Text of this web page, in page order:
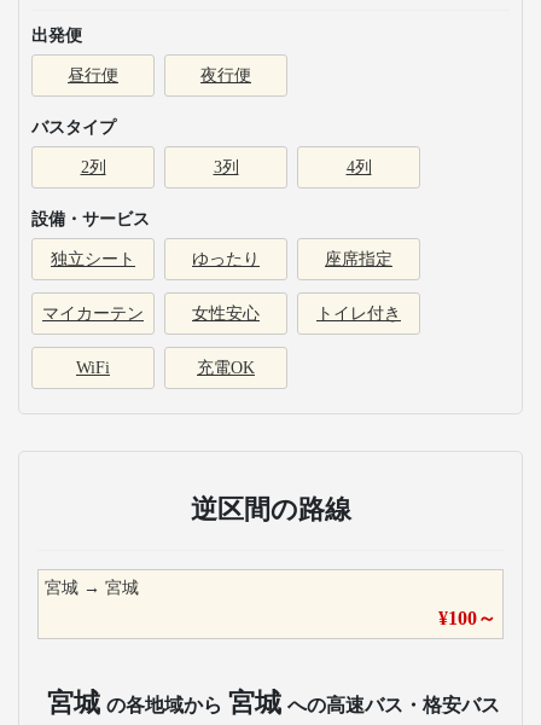
出発便
昼行便 夜行便
バスタイプ
2列 3列 4列
設備・サービス
独立シート ゆったり 座席指定
マイカーテン 女性安心 トイレ付き
WiFi 充電OK
逆区間の路線
宮城 → 宮城
¥100～
宮城 の各地域から 宮城 への高速バス・格安バス